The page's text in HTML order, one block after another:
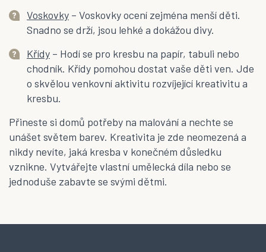
Voskovky – Voskovky ocení zejména menší děti.
Snadno se drží, jsou lehké a dokážou divy.
Křídy – Hodí se pro kresbu na papír, tabuli nebo
chodník. Křídy pomohou dostat vaše děti ven. Jde
o skvělou venkovní aktivitu rozvíjející kreativitu a
kresbu.
Přineste si domů potřeby na malování a nechte se
unášet světem barev. Kreativita je zde neomezená a
nikdy nevíte, jaká kresba v konečném důsledku
vznikne. Vytvářejte vlastní umělecká díla nebo se
jednoduše zabavte se svými dětmi.